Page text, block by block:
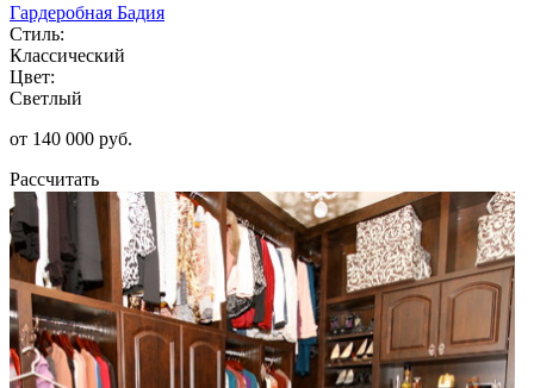
Гардеробная Бадия
Стиль:
Классический
Цвет:
Светлый
от 140 000 руб.
Рассчитать